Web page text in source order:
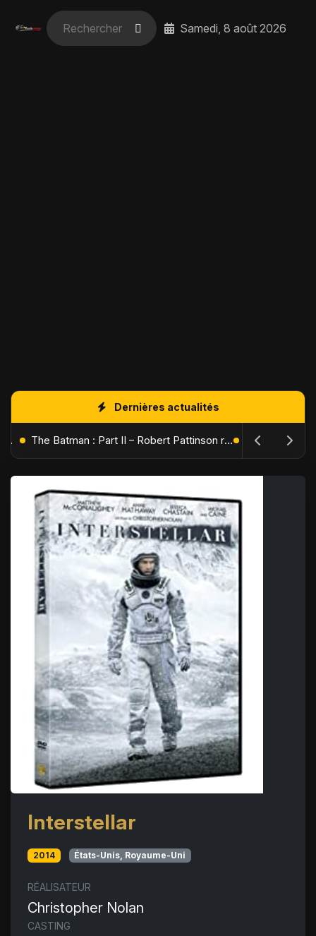
Samedi, 8 août 2026
Dernières actualités
L'Âge de Glace : Le Réveil du Volcan – Manny, Sid et Diego de retour pour une aventure explosive The Batman : Part II – Robert Pattinson replonge dans les ténèbres de Gotham dès octobre 2027
Interstellar
2014 États-Unis, Royaume-Uni
RÉALISATEUR
Christopher Nolan
CASTING